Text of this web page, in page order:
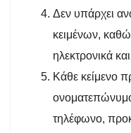
Δεν υπάρχει
κειμένων,
ηλεκτρονικά
Κάθε κείμενο
τηλέφωνο,